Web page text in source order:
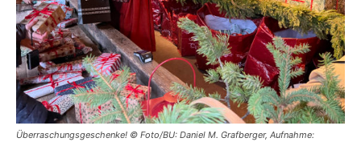
Überraschungsgeschenke! © Foto/BU: Daniel M. Grafberger, Aufnahme: